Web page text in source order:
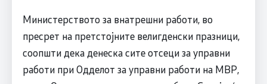
Министерството за внатрешни работи, во
пресрет на претстојните велигденски празници,
соопшти дека денеска сите отсеци за управни
работи при Одделот за управни работи на МВР,